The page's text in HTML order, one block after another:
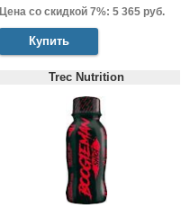
Цена со скидкой 7%: 5 365 руб.
Купить
Trec Nutrition